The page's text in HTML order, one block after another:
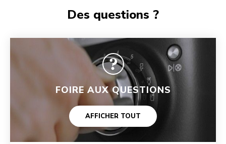
Des questions ?
FOIRE AUX QUESTIONS
AFFICHER TOUT